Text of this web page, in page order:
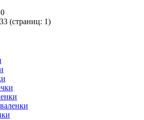
(страниц: 1)